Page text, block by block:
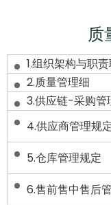
质
1.组织架构与职
2.质量管理细
3.供应链-采购管
4.供应商管理规
5.仓库管理规定
6.售前售中售后